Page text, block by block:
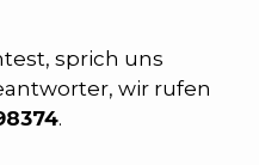
sprich uns
wir rufen
.